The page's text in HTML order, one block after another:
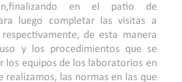
en el patio de
luego completar las visitas a
de esta manera
y los procedimientos que se
los equipos de los laboratorios en
realizamos, las normas en las que